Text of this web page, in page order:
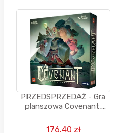
PRZEDSPRZEDAŻ - Gra
planszowa Covenant,
176.40 zł